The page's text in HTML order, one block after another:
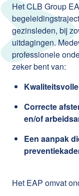
Het CLB Group
gezinsleden, bij
uitdagingen.
professionele
zeker bent van:
Correcte
en/of
Een aanpak
Het EAP omvat